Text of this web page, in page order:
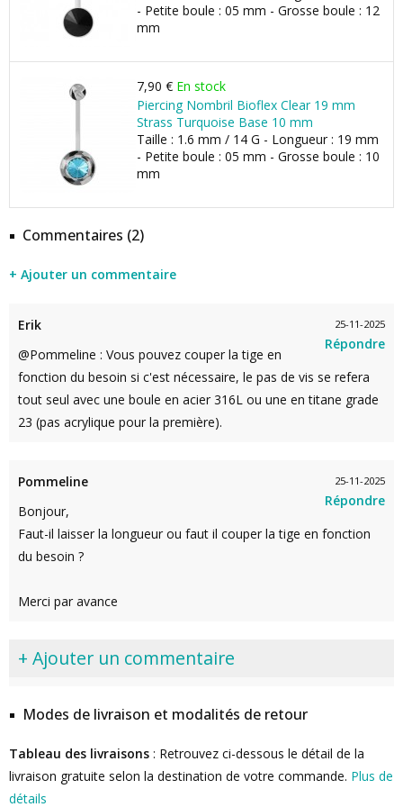
- Petite boule : 05 mm - Grosse boule : 12
mm
7,90 € En stock
Piercing Nombril Bioflex Clear 19 mm
Strass Turquoise Base 10 mm
Taille : 1.6 mm / 14 G - Longueur : 19 mm
- Petite boule : 05 mm - Grosse boule : 10
mm
Commentaires (2)
+ Ajouter un commentaire
25-11-2025
Répondre
Erik
@Pommeline : Vous pouvez couper la tige en
fonction du besoin si c'est nécessaire, le pas de vis se refera
tout seul avec une boule en acier 316L ou une en titane grade
23 (pas acrylique pour la première).
25-11-2025
Répondre
Pommeline
Bonjour,
Faut-il laisser la longueur ou faut il couper la tige en fonction
du besoin ?
Merci par avance
+ Ajouter un commentaire
Modes de livraison et modalités de retour
Tableau des livraisons : Retrouvez ci-dessous le détail de la
livraison gratuite selon la destination de votre commande. Plus de
détails